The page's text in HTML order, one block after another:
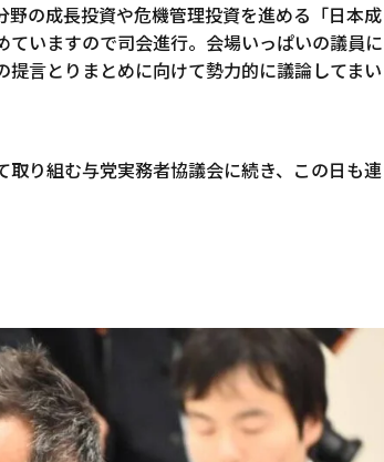
の成長投資や危機管理投資を進める「日本成
いますので司会進行。会場いっぱいの議員に
言とりまとめに向けて勢力的に議論してまい
り組む与党実務者協議会に続き、この日も連